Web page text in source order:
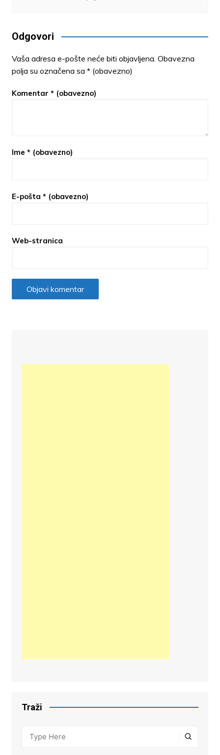
Odgovori
Vaša adresa e-pošte neće biti objavljena. Obavezna
polja su označena sa * (obavezno)
Komentar * (obavezno)
Ime * (obavezno)
E-pošta * (obavezno)
Web-stranica
Traži